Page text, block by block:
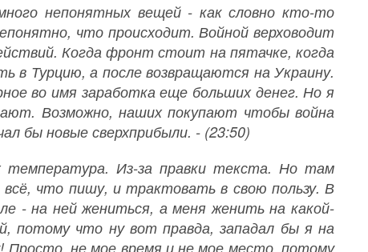
непонятных вещей - как словно кто-то
что происходит. Войной верховодит
Когда фронт стоит на пятачке, когда
в Турцию, а после возвращаются на Украину.
во имя заработка еще больших денег. Но я
Возможно, наших покупают чтобы война
бы новые сверхприбыли. - (23:50)
температура. Из-за правки текста. Но там
что пишу, и трактовать в свою пользу. В
- на ней жениться, а меня женить на какой-
потому что ну вот правда, западал бы я на
Просто, не мое время и не мое место, потому